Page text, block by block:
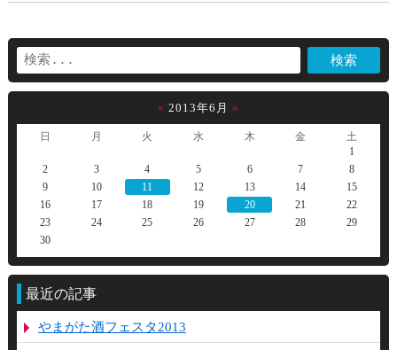
« 2013年6月 »
日 月 火 水 木 金
土
1
2
3 4 5 6 7
8
9
10 11 12 13 14
15
16
17 18 19 20 21
22
23
24 25 26 27 28
29
30
最近の記事
やまがた酒フェスタ2013